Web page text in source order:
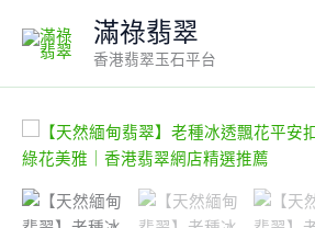
content
滿祿翡翠
香港翡翠玉石平台
【天
然
緬
甸
翡